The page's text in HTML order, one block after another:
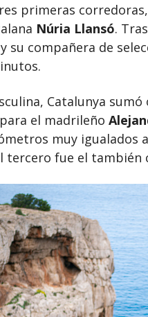
primeras
Núria Llansó.
su compañera de
Catalunya
el madrileño
muy igualados a
tercero fue el también